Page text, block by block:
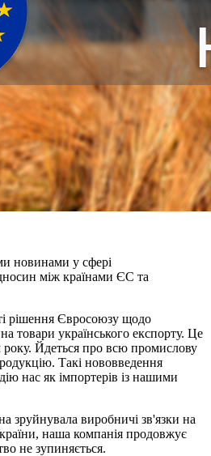
новинами у сфері
між країнами ЄС та
рішення Євросоюзу щодо
товари українського експорту. Це
року. Йдеться про всю промислову
Такі нововведення
нас як імпортерів із нашими
зруйнувала виробничі зв'язки на
наша компанія продовжує
не зупиняється.